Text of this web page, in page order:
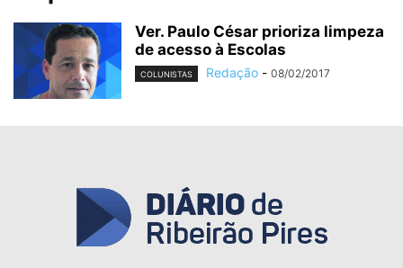
Ver. Paulo César prioriza limpeza
de acesso à Escolas
COLUNISTAS Redação - 08/02/2017